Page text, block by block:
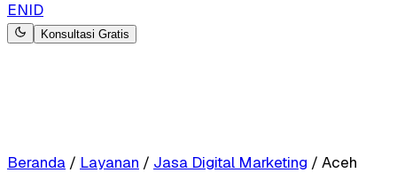
ENID
Konsultasi Gratis
Beranda / Layanan / Jasa Digital Marketing / Aceh